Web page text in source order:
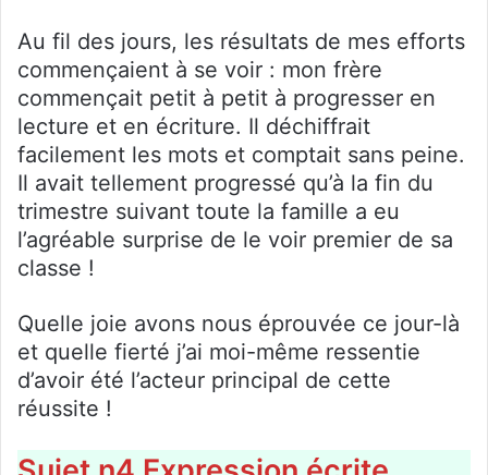
Au fil des jours, les résultats de mes efforts
commençaient à se voir : mon frère
commençait petit à petit à progresser en
lecture et en écriture. Il déchiffrait
facilement les mots et comptait sans peine.
Il avait tellement progressé qu’à la fin du
trimestre suivant toute la famille a eu
l’agréable surprise de le voir premier de sa
classe !
Quelle joie avons nous éprouvée ce jour-là
et quelle fierté j’ai moi-même ressentie
d’avoir été l’acteur principal de cette
réussite !